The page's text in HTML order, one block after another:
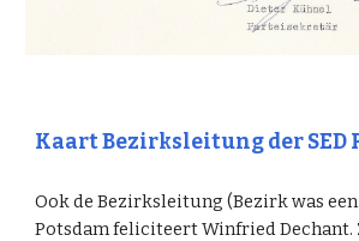
Kaart Bezirksleitung der SED
Ook de Bezirksleitung (Bezirk was
Potsdam feliciteert Winfried Dechant.